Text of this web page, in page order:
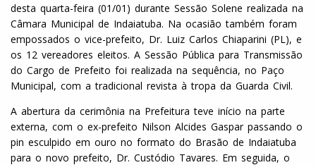
desta quarta-feira (01/01) durante Sessão Solene realizada na
Câmara Municipal de Indaiatuba. Na ocasião também foram
empossados o vice-prefeito, Dr. Luiz Carlos Chiaparini (PL), e
os 12 vereadores eleitos. A Sessão Pública para Transmissão
do Cargo de Prefeito foi realizada na sequência, no Paço
Municipal, com a tradicional revista à tropa da Guarda Civil.
A abertura da cerimônia na Prefeitura teve início na parte
externa, com o ex-prefeito Nilson Alcides Gaspar passando o
pin esculpido em ouro no formato do Brasão de Indaiatuba
para o novo prefeito, Dr. Custódio Tavares. Em seguida, o